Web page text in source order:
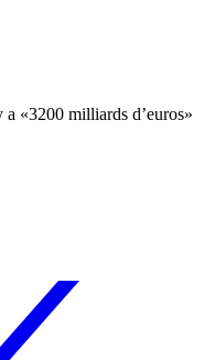
«3200 milliards d’euros»